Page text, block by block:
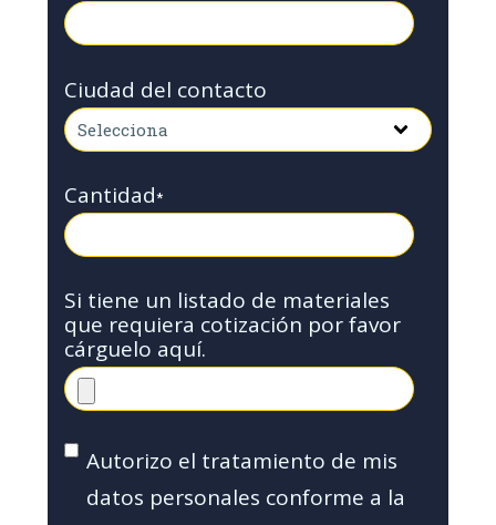
Ciudad del contacto
Cantidad*
Si tiene un listado de materiales
que requiera cotización por favor
cárguelo aquí.
Autorizo el tratamiento de mis
datos personales conforme a la